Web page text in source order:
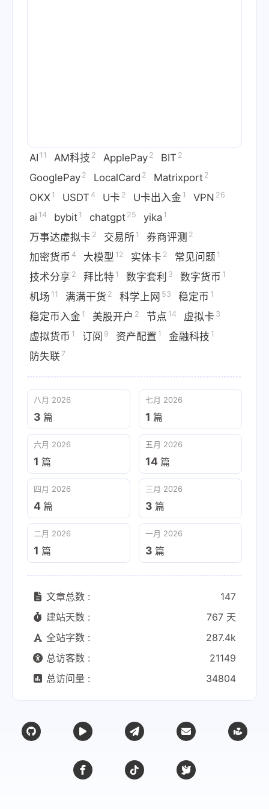
AI 11 AM科技 2 ApplePay 2 BIT 2
GooglePay 2 LocalCard 2 Matrixport 2
OKX 1 USDT 4 U卡 2 U卡出入金 1 VPN 26
ai 14 bybit 1 chatgpt 25 yika 1
万事达虚拟卡 2 交易所 1 券商评测 2
加密货币 4 大模型 12 实体卡 2 常见问题 1
技术分享 2 拜比特 1 数字套利 3 数字货币 1
机场 11 满满干货 2 科学上网 53 稳定币 1
稳定币入金 1 美股开户 2 节点 14 虚拟卡 3
虚拟货币 1 订阅 9 资产配置 1 金融科技 1
防失联 7
八月 2026
3 篇
七月 2026
1 篇
六月 2026
1 篇
五月 2026
14 篇
四月 2026
4 篇
三月 2026
3 篇
二月 2026
1 篇
一月 2026
3 篇
文章总数 :
147
建站天数 :
767 天
全站字数 :
287.4k
总访客数 :
21149
总访问量 :
34804